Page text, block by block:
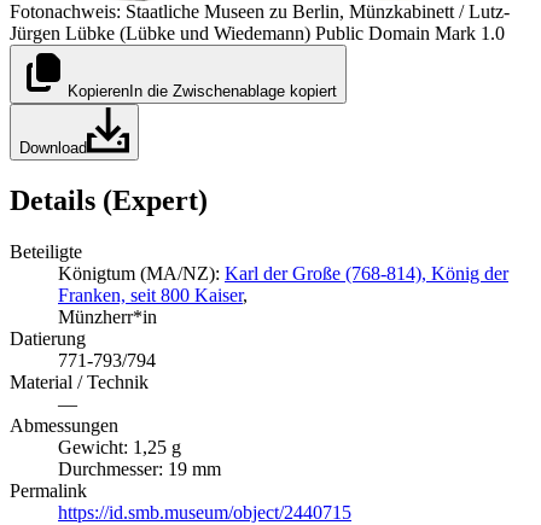
Fotonachweis: Staatliche Museen zu Berlin, Münzkabinett / Lutz-
Jürgen Lübke (Lübke und Wiedemann) Public Domain Mark 1.0
Kopieren In die Zwischenablage kopiert
Download
Details (Expert)
Beteiligte
Königtum (MA/NZ): Karl der Große (768-814), König der
Franken, seit 800 Kaiser,
Münzherr*in
Datierung
771-793/794
Material / Technik
—
Abmessungen
Gewicht: 1,25 g
Durchmesser: 19 mm
Permalink
https://id.smb.museum/object/2440715